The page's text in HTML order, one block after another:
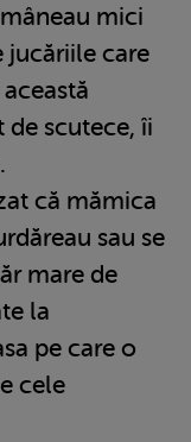
mici
jucăriile care
scutece, îi
că mămica
sau se
mare de
la
pe care o
cele